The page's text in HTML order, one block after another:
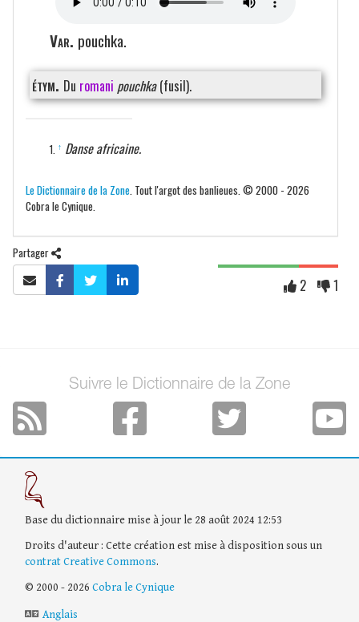
Var. pouchka.
étym. Du romani pouchka(fusil).
↑ Danse africaine.
Le Dictionnaire de la Zone . Tout l'argot des banlieues. © 2000 - 2026
Cobra le Cynique.
Partager
2 1
Suivre le Dictionnaire de la Zone
Base du dictionnaire mise à jour le 28 août 2024 12:53
Droits d'auteur : Cette création est mise à disposition sous un
contrat Creative Commons.
© 2000 - 2026 Cobra le Cynique
Anglais